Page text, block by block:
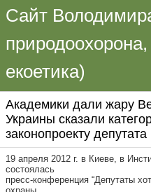
Сайт
природоохорона,
екоетика)
Академики дали жару
Украины сказали
законопроекту
19 апреля 2012 г. в Киеве, в
состоялась
пресс-конференция “Депутаты